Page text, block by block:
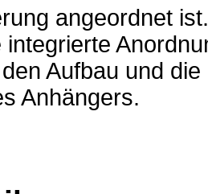
angeordnet ist.
integrierte
Aufbau und die
Anhängers.